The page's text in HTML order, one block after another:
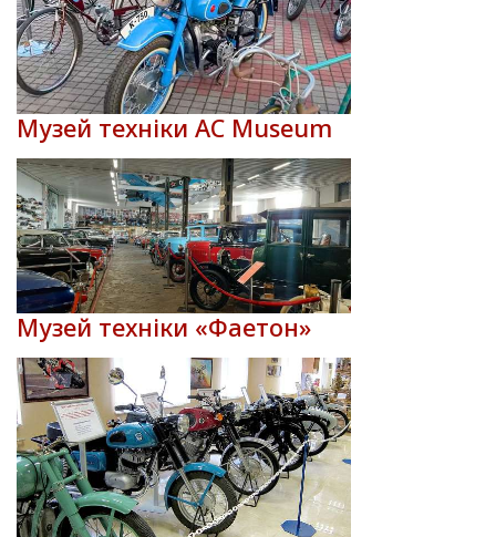
Музей техніки AC Museum
Музей техніки «Фаетон»